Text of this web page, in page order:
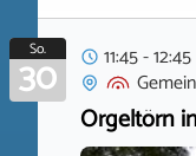
So.
30
11:45 -
Orgeltörn